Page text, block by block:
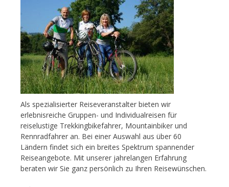
Als spezialisierter Reiseveranstalter bieten wir
erlebnisreiche Gruppen- und Individualreisen für
reiselustige Trekkingbikefahrer, Mountainbiker und
Rennradfahrer an. Bei einer Auswahl aus über 60
Ländern findet sich ein breites Spektrum spannender
Reiseangebote. Mit unserer jahrelangen Erfahrung
beraten wir Sie ganz persönlich zu Ihren Reisewünschen.